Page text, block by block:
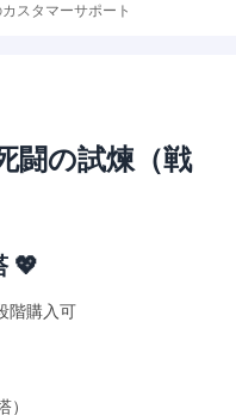
スタマーサポート
闘の試煉（戦
💖
購入可